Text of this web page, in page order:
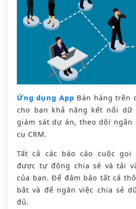
Ứng dụng App Bán hàng trên
cho bạn khả năng kết nối dữ
giám sát dự án, theo dõi ngân
cụ CRM.
Tất cả các báo cáo cuộc gọi
được tự động chia sẻ và tải
của bạn. Để đảm bảo tất cả
bắt và để ngăn việc chia sẻ
đủ.